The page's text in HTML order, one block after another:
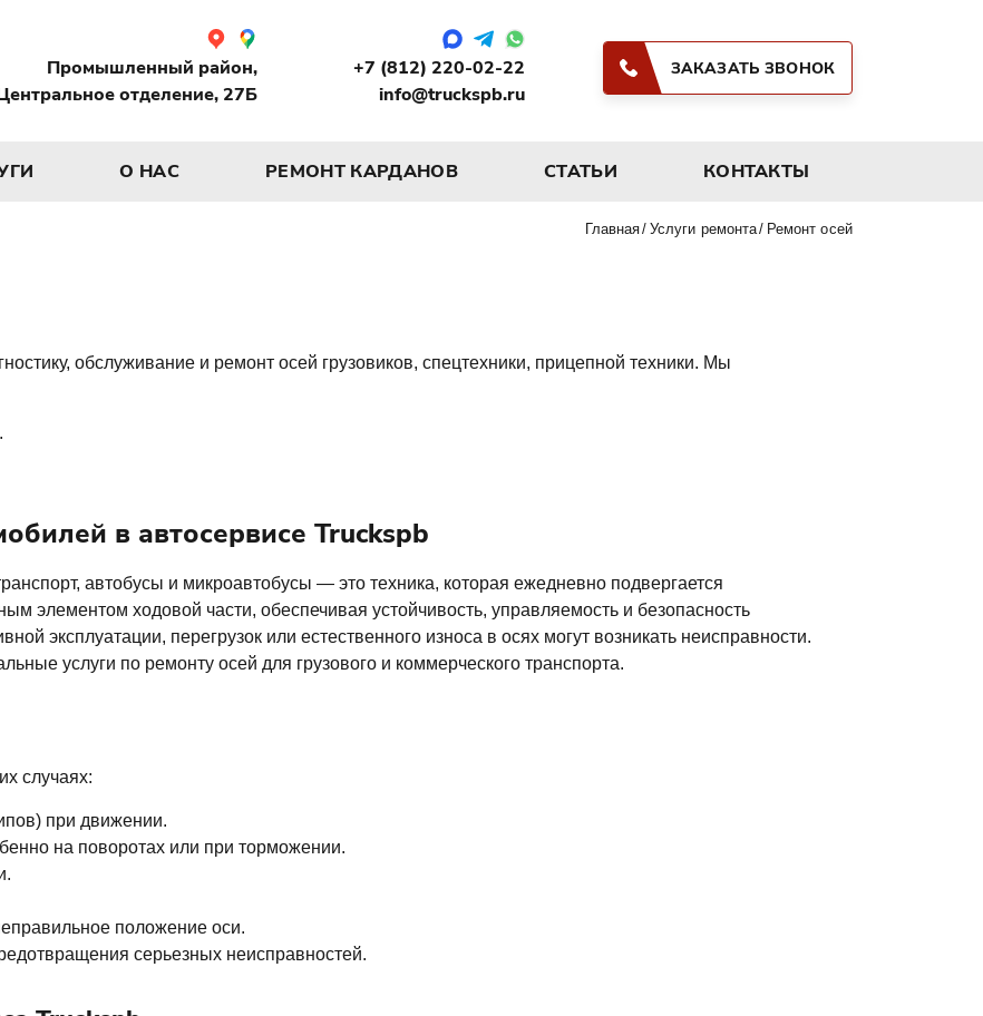
Промышленный район,
отделение, 27Б
+7 (812) 220-02-22
info@truckspb.ru
ЗАКАЗАТЬ ЗВОНОК
О НАС РЕМОНТ КАРДАНОВ СТАТЬИ КОНТАКТЫ
Главная Услуги ремонта Ремонт осей
обслуживание и ремонт осей грузовиков, спецтехники, прицепной техники. Мы
в автосервисе Truckspb
автобусы и микроавтобусы — это техника, которая ежедневно подвергается
элементом ходовой части, обеспечивая устойчивость, управляемость и безопасность
эксплуатации, перегрузок или естественного износа в осях могут возникать неисправности.
услуги по ремонту осей для грузового и коммерческого транспорта.
случаях:
при движении.
на поворотах или при торможении.
положение оси.
серьезных неисправностей.